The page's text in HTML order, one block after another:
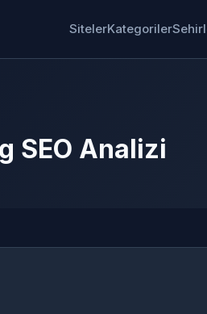
SitelerKategoriler
SEO Analizi